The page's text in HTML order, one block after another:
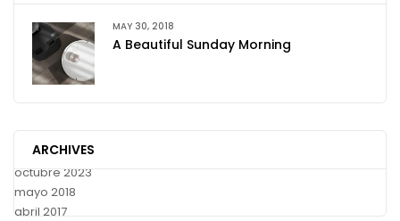
MAY 30, 2018
A Beautiful Sunday Morning
ARCHIVES
octubre 2023
mayo 2018
abril 2017